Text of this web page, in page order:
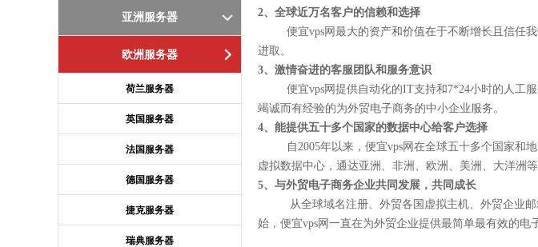
亚洲服务器
欧洲服务器
荷兰服务器
英国服务器
法国服务器
德国服务器
捷克服务器
瑞典服务器
2、全球近万名客户的信赖和选择
便宜vps网最大的资产和价值在于不断增长且信任我
进取。
3、激情奋进的客服团队和服务意识
便宜vps网提供自动化的IT支持和7*24小时的人工服
竭诚而有经验的为外贸电子商务的中小企业服务。
4、能提供五十多个国家的数据中心给客户选择
自2005年以来，便宜vps网在全球五十多个国家和地
虚拟数据中心，通达亚洲、非洲、欧洲、美洲、大洋洲等
5、与外贸电子商务企业共同发展，共同成长
从全球域名注册、外贸各国虚拟主机、外贸企业邮
始，便宜vps网一直在为外贸企业提供最简单最有效的电